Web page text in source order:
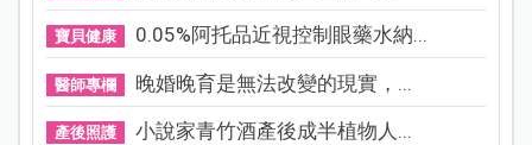
寶貝健康 0.05%阿托品近視控制眼藥水納...
醫師專欄 晚婚晚育是無法改變的現實，...
產後照護 小說家青竹酒產後成半植物人...